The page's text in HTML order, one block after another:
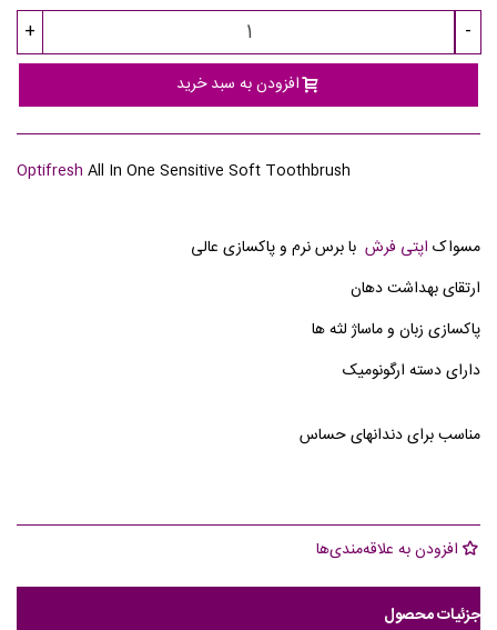
-
+
افزودن به سبد خرید
Optifresh All In One Sensitive Soft Toothbrush
مسواک اپتی فرش با برس نرم و پاکسازی عالی
ارتقای بهداشت دهان
پاکسازی زبان و ماساژ لثه ها
دارای دسته ارگونومیک
مناسب برای دندانهای حساس
افزودن به علاقه‌مندی‌ها
جزئیات محصول